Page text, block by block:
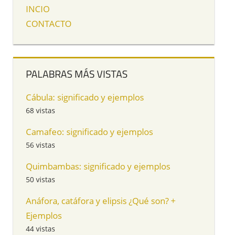
INCIO
CONTACTO
PALABRAS MÁS VISTAS
Cábula: significado y ejemplos
68 vistas
Camafeo: significado y ejemplos
56 vistas
Quimbambas: significado y ejemplos
50 vistas
Anáfora, catáfora y elipsis ¿Qué son? +
Ejemplos
44 vistas